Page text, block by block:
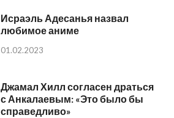
Исраэль Адесанья назвал
любимое аниме
01.02.2023
Джамал Хилл согласен драться
с Анкалаевым: «Это было бы
справедливо»